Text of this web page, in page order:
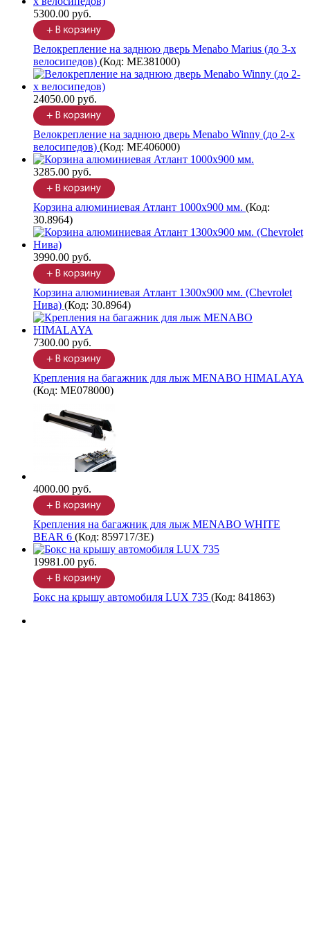
5300.00 руб.
Велокрепление на заднюю дверь Menabo Marius (до 3-х
велосипедов) (Код: ME381000)
24050.00 руб.
Велокрепление на заднюю дверь Menabo Winny (до 2-х
велосипедов) (Код: ME406000)
3285.00 руб.
Корзина алюминиевая Атлант 1000х900 мм. (Код:
30.8964)
3990.00 руб.
Корзина алюминиевая Атлант 1300х900 мм. (Chevrolet
Нива) (Код: 30.8964)
7300.00 руб.
Крепления на багажник для лыж MENABO HIMALAYA
(Код: ME078000)
4000.00 руб.
Крепления на багажник для лыж MENABO WHITE
BEAR 6 (Код: 859717/3E)
19981.00 руб.
Бокс на крышу автомобиля LUX 735 (Код: 841863)